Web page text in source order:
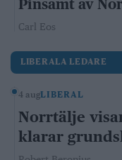
Pinsamt av
Carl Eos
LIBERALA LEDARE
4 augLIBERAL
Norrtälje
klarar